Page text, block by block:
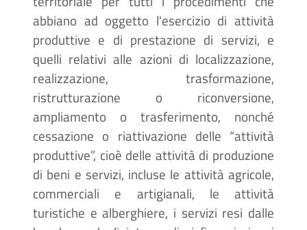
abbiano ad oggetto l'esercizio di attività
produttive e di prestazione di servizi, e
quelli relativi alle azioni di localizzazione,
realizzazione, trasformazione,
ristrutturazione o riconversione,
ampliamento o trasferimento, nonché
cessazione o riattivazione delle “attività
produttive”, cioè delle attività di produzione
di beni e servizi, incluse le attività agricole,
commerciali e artigianali, le attività
turistiche e alberghiere, i servizi resi dalle